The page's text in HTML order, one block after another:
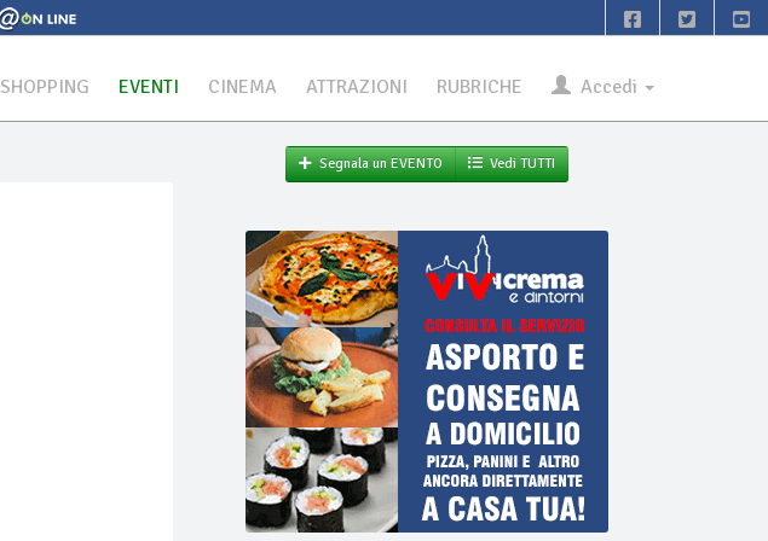
SHOPPING EVENTI CINEMA ATTRAZIONI RUBRICHE Accedi
Segnala un EVENTO Vedi TUTTI